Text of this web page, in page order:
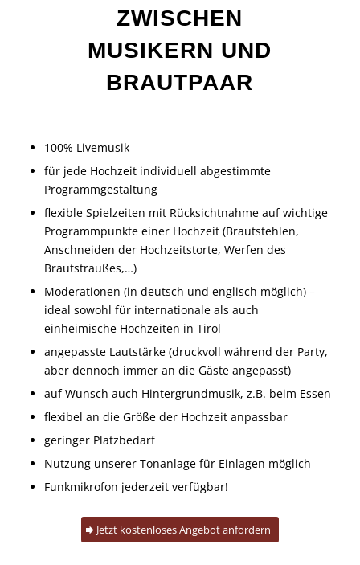
ZWISCHEN
MUSIKERN UND
BRAUTPAAR
100% Livemusik
für jede Hochzeit individuell abgestimmte
Programmgestaltung
flexible Spielzeiten mit Rücksichtnahme auf wichtige
Programmpunkte einer Hochzeit (Brautstehlen,
Anschneiden der Hochzeitstorte, Werfen des
Brautstraußes,…)
Moderationen (in deutsch und englisch möglich) –
ideal sowohl für internationale als auch
einheimische Hochzeiten in Tirol
angepasste Lautstärke (druckvoll während der Party,
aber dennoch immer an die Gäste angepasst)
auf Wunsch auch Hintergrundmusik, z.B. beim Essen
flexibel an die Größe der Hochzeit anpassbar
geringer Platzbedarf
Nutzung unserer Tonanlage für Einlagen möglich
Funkmikrofon jederzeit verfügbar!
Jetzt kostenloses Angebot anfordern